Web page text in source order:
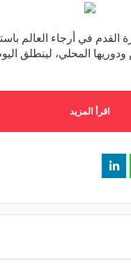
في أرجاء العالم
المحلي، لينطلق
اقرأ المزيد